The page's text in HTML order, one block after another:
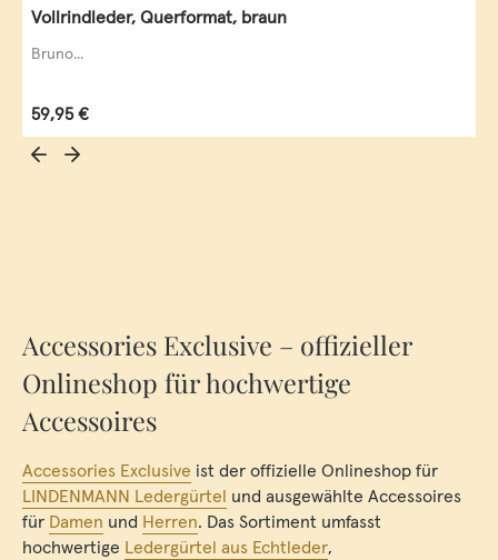
Vollrindleder, Querformat, braun
Bruno...
Regulärer Preis:
59,95 €
Accessories Exclusive – offizieller
Onlineshop für hochwertige
Accessoires
Accessories Exclusive ist der offizielle Onlineshop für
LINDENMANN Ledergürtel und ausgewählte Accessoires
für Damen und Herren. Das Sortiment umfasst
hochwertige Ledergürtel aus Echtleder,